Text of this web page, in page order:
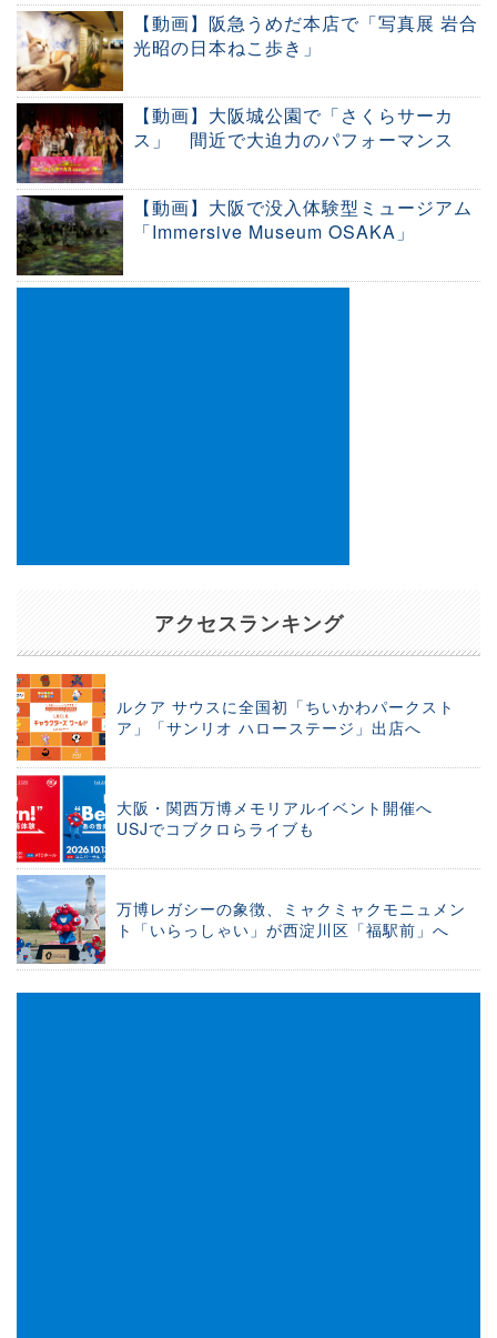
【動画】阪急うめだ本店で「写真展 岩合
光昭の日本ねこ歩き」
【動画】大阪城公園で「さくらサーカ
ス」 間近で大迫力のパフォーマンス
【動画】大阪で没入体験型ミュージアム
「Immersive Museum OSAKA」
アクセスランキング
ルクア サウスに全国初「ちいかわパークスト
ア」「サンリオ ハローステージ」出店へ
大阪・関西万博メモリアルイベント開催へ
USJでコブクロらライブも
万博レガシーの象徴、ミャクミャクモニュメン
ト「いらっしゃい」が西淀川区「福駅前」へ